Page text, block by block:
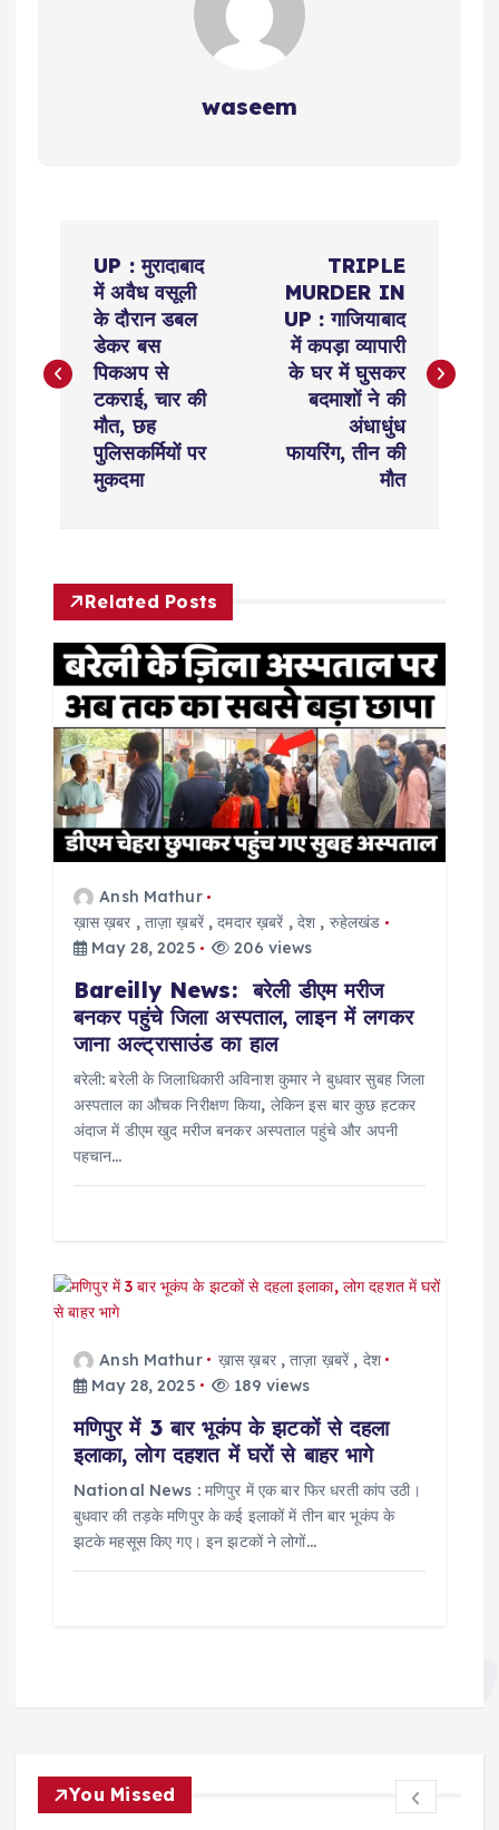
waseem
s
v
g
a
t
UP : मुरादाबाद
में अवैध वसूली
के दौरान डबल
डेकर बस
पिकअप से
टकराई, चार की
मौत, छह
पुलिसकर्मियों पर
मुकदमा
TRIPLE
MURDER IN
UP : गाजियाबाद
में कपड़ा व्यापारी
के घर में घुसकर
बदमाशों ने की
अंधाधुंध
फायरिंग, तीन की
मौत
Related Posts
Ansh Mathur
ख़ास ख़बर ,ताज़ा ख़बरें,दमदार ख़बरें , देश , रुहेलखंड
May 28, 2025
206 views
Bareilly News: बरेली डीएम मरीज
बनकर पहुंचे जिला अस्पताल, लाइन में लगकर
जाना अल्ट्रासाउंड का हाल
बरेली: बरेली के जिलाधिकारी अविनाश कुमार ने बुधवार सुबह जिला
अस्पताल का औचक निरीक्षण किया, लेकिन इस बार कुछ हटकर
अंदाज में डीएम खुद मरीज बनकर अस्पताल पहुंचे और अपनी
पहचान…
Ansh Mathur ख़ास ख़बर,ताज़ा ख़बरें , देश
May 28, 2025
189 views
मणिपुर में 3 बार भूकंप के झटकों से दहला
इलाका, लोग दहशत में घरों से बाहर भागे
National News : मणिपुर में एक बार फिर धरती कांप उठी।
बुधवार की तड़के मणिपुर के कई इलाकों में तीन बार भूकंप के
झटके महसूस किए गए। इन झटकों ने लोगों…
You Missed